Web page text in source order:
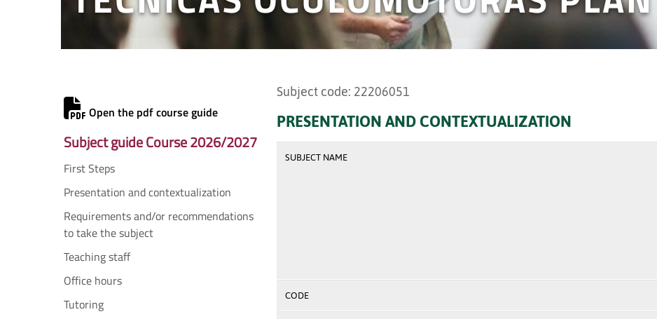
Open the pdf course guide
Subject guide Course 2026/2027
First Steps
Presentation and contextualization
Requirements and/or recommendations
to take the subject
Teaching staff
Office hours
Tutoring
Subject code: 22206051
PRESENTATION AND CONTEXTUALIZATION
SUBJECT NAME
CODE